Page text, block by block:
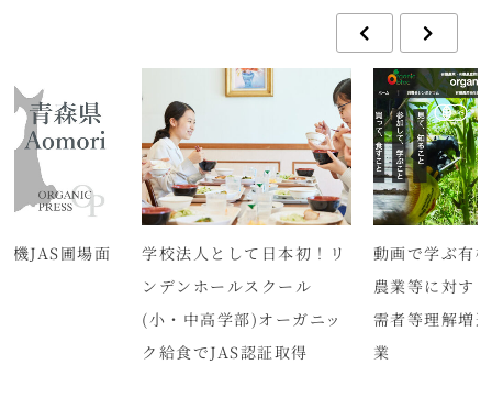
機JAS圃場面
学校法人として日本初！リ
ンデンホールスクール
(小・中高学部)オーガニッ
ク給食でJAS認証取得
動画で学ぶ有
農業等に対す
需者等理解増
業